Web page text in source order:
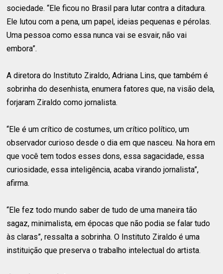
sociedade. “Ele ficou no Brasil para lutar contra a ditadura.
Ele lutou com a pena, um papel, ideias pequenas e pérolas.
Uma pessoa como essa nunca vai se esvair, não vai
embora”.
A diretora do Instituto Ziraldo, Adriana Lins, que também é
sobrinha do desenhista, enumera fatores que, na visão dela,
forjaram Ziraldo como jornalista.
“Ele é um crítico de costumes, um crítico político, um
observador curioso desde o dia em que nasceu. Na hora em
que você tem todos esses dons, essa sagacidade, essa
curiosidade, essa inteligência, acaba virando jornalista”,
afirma.
“Ele fez todo mundo saber de tudo de uma maneira tão
sagaz, minimalista, em épocas que não podia se falar tudo
às claras”, ressalta a sobrinha. O Instituto Ziraldo é uma
instituição que preserva o trabalho intelectual do artista.